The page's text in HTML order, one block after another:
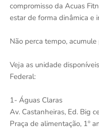
compromisso da Acuas
estar de forma dinâmica e
Não perca tempo,
Veja as unidade
Federal:
1- Águas Claras
Av. Castanheiras, Ed. Big
Praça de alimentação, 1º